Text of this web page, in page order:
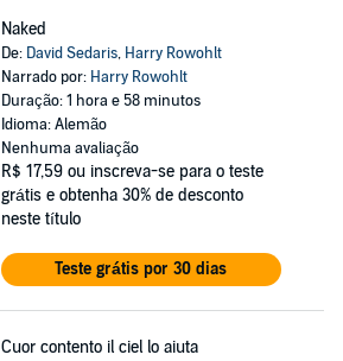
Naked
De: David Sedaris, Harry Rowohlt
Narrado por: Harry Rowohlt
Duração: 1 hora e 58 minutos
Idioma: Alemão
Nenhuma avaliação
R$ 17,59 ou inscreva-se para o teste
grátis e obtenha 30% de desconto
neste título
Teste grátis por 30 dias
Cuor contento il ciel lo aiuta